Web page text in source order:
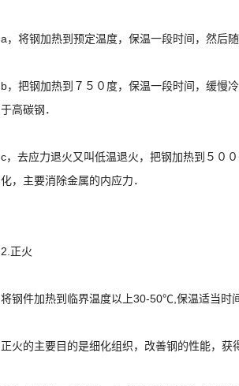
a，将钢加热到预定温度，保温一段时间，然后
b，把钢加热到７５０度，保温一段时间，缓慢
于高碳钢．
c，去应力退火又叫低温退火，把钢加热到５０
化，主要消除金属的内应力．
2.正火
将钢件加热到临界温度以上30-50℃,保温适当时
正火的主要目的是细化组织，改善钢的性能，获